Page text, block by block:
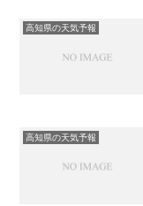
高知県の天気予報
高知県の天気予報